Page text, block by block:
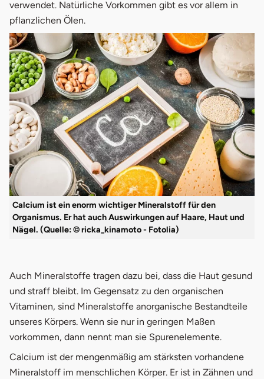
verwendet. Natürliche Vorkommen gibt es vor allem in
pflanzlichen Ölen.
Calcium ist ein enorm wichtiger Mineralstoff für den
Organismus. Er hat auch Auswirkungen auf Haare, Haut und
Nägel. (Quelle: © ricka_kinamoto - Fotolia)
Auch Mineralstoffe tragen dazu bei, dass die Haut gesund
und straff bleibt. Im Gegensatz zu den organischen
Vitaminen, sind Mineralstoffe anorganische Bestandteile
unseres Körpers. Wenn sie nur in geringen Maßen
vorkommen, dann nennt man sie Spurenelemente.
Calcium ist der mengenmäßig am stärksten vorhandene
Mineralstoff im menschlichen Körper. Er ist in Zähnen und